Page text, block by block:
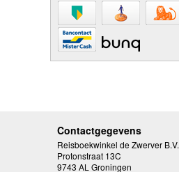
Contactgegevens
Reisboekwinkel de Zwerver B.V.
Protonstraat 13C
9743 AL Groningen